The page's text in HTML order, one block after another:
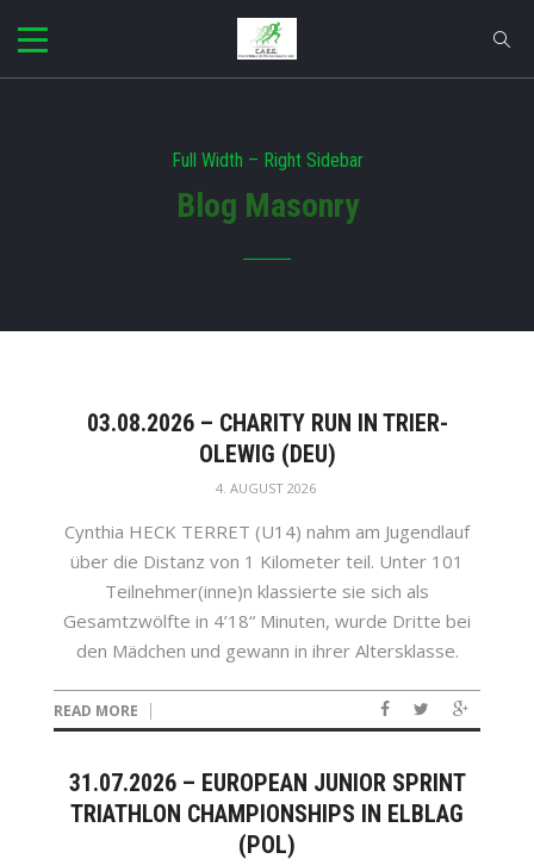
Full Width – Right Sidebar
Blog Masonry
03.08.2026 – CHARITY RUN IN TRIER-
OLEWIG (DEU)
4. AUGUST 2026
Cynthia HECK TERRET (U14) nahm am Jugendlauf
über die Distanz von 1 Kilometer teil. Unter 101
Teilnehmer(inne)n klassierte sie sich als
Gesamtzwölfte in 4’18“ Minuten, wurde Dritte bei
den Mädchen und gewann in ihrer Altersklasse.
READ MORE
31.07.2026 – EUROPEAN JUNIOR SPRINT
TRIATHLON CHAMPIONSHIPS IN ELBLAG
(POL)